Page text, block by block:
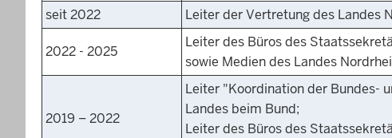
seit 2022
Leiter der Vertretung des Landes
2022 - 2025
Leiter des Büros des
sowie Medien des Landes
2019 – 2022
Leiter "Koordination der Bundes-
Landes beim Bund;
Leiter des Büros des